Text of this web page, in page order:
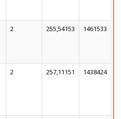
2 255,54153 1461533
2 257,11151 1438424